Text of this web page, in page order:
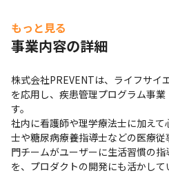
もっと見る
事業内容の詳細
株式会社PREVENTは、ライフサイ
を応用し、疾患管理プログラム事
す。
社内に看護師や理学療法⼠に加え
⼠や糖尿病療養指導⼠などの医療
門チームがユーザーに生活習慣の
を、プロダクトの開発にも活かして